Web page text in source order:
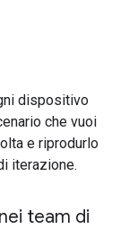
dispositivo
che vuoi
e riprodurlo
iterazione.
team di